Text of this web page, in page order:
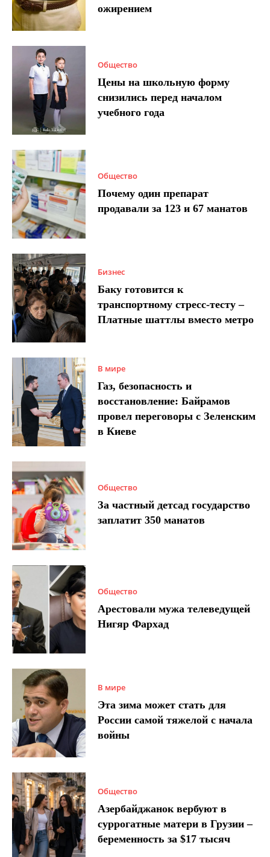
ожирением
Общество
Цены на школьную форму
снизились перед началом
учебного года
Общество
Почему один препарат
продавали за 123 и 67 манатов
Бизнес
Баку готовится к
транспортному стресс-тесту –
Платные шаттлы вместо метро
В мире
Газ, безопасность и
восстановление: Байрамов
провел переговоры с Зеленским
в Киеве
Общество
За частный детсад государство
заплатит 350 манатов
Общество
Арестовали мужа телеведущей
Нигяр Фархад
В мире
Эта зима может стать для
России самой тяжелой с начала
войны
Общество
Азербайджанок вербуют в
суррогатные матери в Грузии –
беременность за $17 тысяч